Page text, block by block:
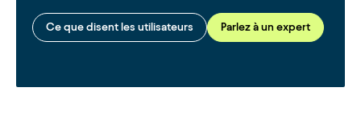
Ce que disent les utilisateurs Parlez à un expert